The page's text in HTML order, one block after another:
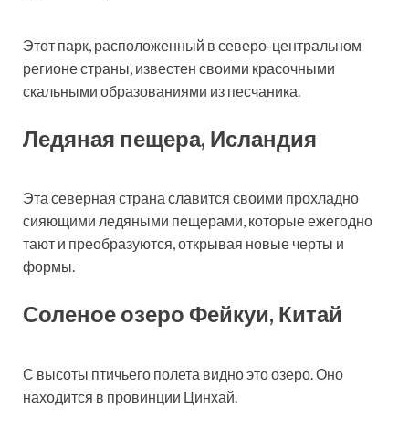
Этот парк, расположенный в северо-центральном
регионе страны, известен своими красочными
скальными образованиями из песчаника.
Ледяная пещера, Исландия
Эта северная страна славится своими прохладно
сияющими ледяными пещерами, которые ежегодно
тают и преобразуются, открывая новые черты и
формы.
Соленое озеро Фейкуи, Китай
С высоты птичьего полета видно это озеро. Оно
находится в провинции Цинхай.